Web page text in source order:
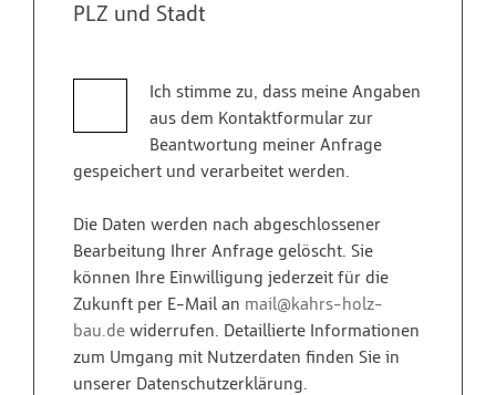
PLZ und Stadt
Bitte lasse dieses Feld leer.
Ich stimme zu, dass meine Angaben
aus dem Kontaktformular zur
Beantwortung meiner Anfrage
gespeichert und verarbeitet werden.
Die Daten werden nach abgeschlossener
Bearbeitung Ihrer Anfrage gelöscht. Sie
können Ihre Einwilligung jederzeit für die
Zukunft per E-Mail an mail@kahrs-holz-
bau.de widerrufen. Detaillierte Informationen
zum Umgang mit Nutzerdaten finden Sie in
unserer Datenschutzerklärung.